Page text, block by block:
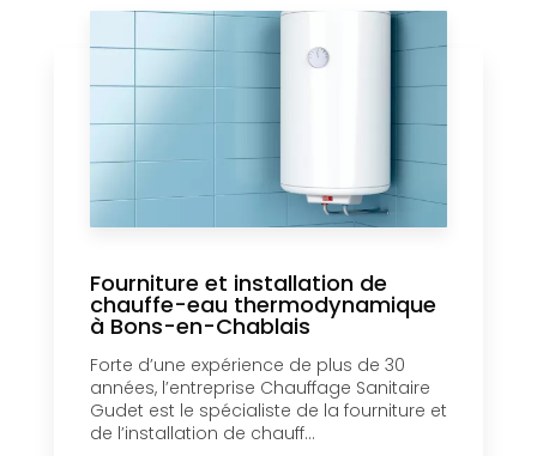
Fourniture et installation de
chauffe-eau thermodynamique
à Bons-en-Chablais
Forte d’une expérience de plus de 30
années, l’entreprise Chauffage Sanitaire
Gudet est le spécialiste de la fourniture et
de l’installation de chauff...